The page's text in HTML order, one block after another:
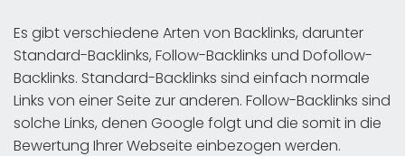
Es gibt verschiedene Arten von Backlinks, darunter
Standard-Backlinks, Follow-Backlinks und Dofollow-
Backlinks. Standard-Backlinks sind einfach normale
Links von einer Seite zur anderen. Follow-Backlinks sind
solche Links, denen Google folgt und die somit in die
Bewertung Ihrer Webseite einbezogen werden.